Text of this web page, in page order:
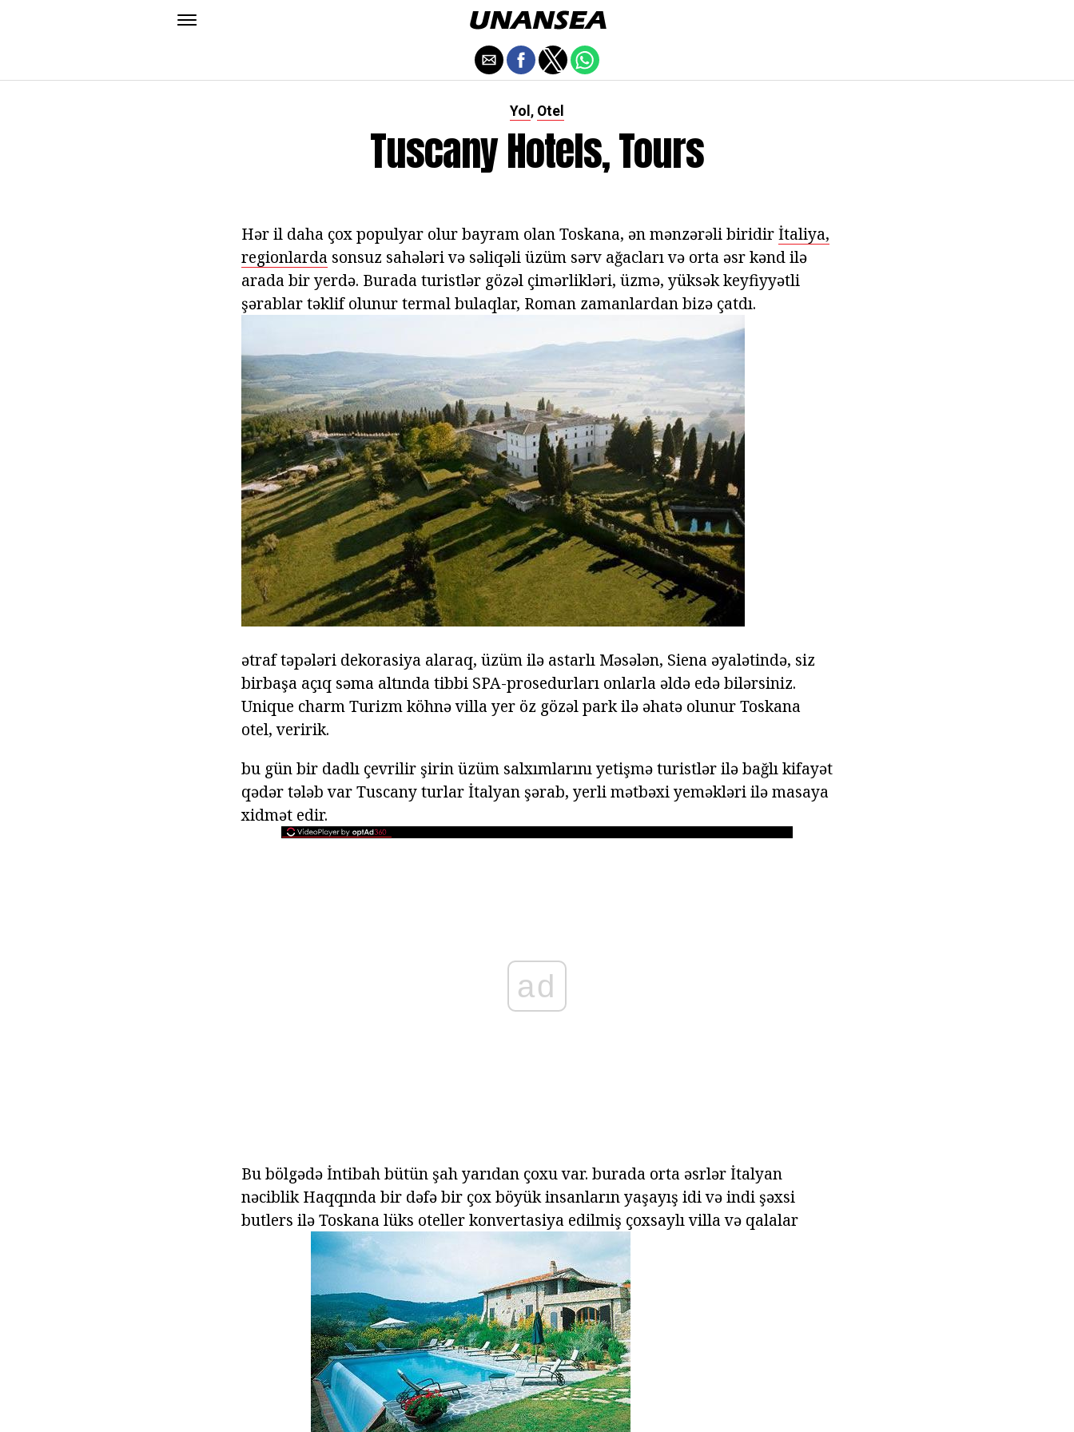
Yol , Otel
Tuscany Hotels, Tours
Hər il daha çox populyar olur bayram olan Toskana, ən mənzərəli biridirİtaliya,
regionlarda sonsuz sahələri və səliqəli üzüm sərv ağacları və orta əsr kənd ilə
arada bir yerdə. Burada turistlər gözəl çimərlikləri, üzmə, yüksək keyfiyyətli
şərablar təklif olunur termal bulaqlar, Roman zamanlardan bizə çatdı.
ətraf təpələri dekorasiya alaraq, üzüm ilə astarlı Məsələn, Siena əyalətində, siz
birbaşa açıq səma altında tibbi SPA-prosedurları onlarla əldə edə bilərsiniz.
Unique charm Turizm köhnə villa yer öz gözəl park ilə əhatə olunur Toskana
otel, veririk.
bu gün bir dadlı çevrilir şirin üzüm salxımlarını yetişmə turistlər ilə bağlı kifayət
qədər tələb var Tuscany turlar İtalyan şərab, yerli mətbəxi yeməkləri ilə masaya
xidmət edir.
ad
Bu bölgədə İntibah bütün şah yarıdan çoxu var. burada orta əsrlər İtalyan
nəciblik Haqqında bir dəfə bir çox böyük insanların yaşayış idi və indi şəxsi
butlers ilə Toskana lüks oteller konvertasiya edilmiş çoxsaylı villa və qalalar